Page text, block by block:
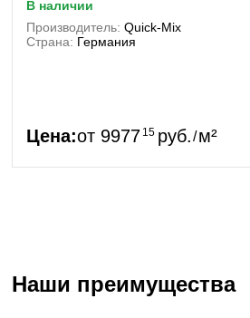
в наличии
Производитель: Quick-Mix
Страна: Германия
Цена:от 9977 15руб.
/м²
Наши преимущества